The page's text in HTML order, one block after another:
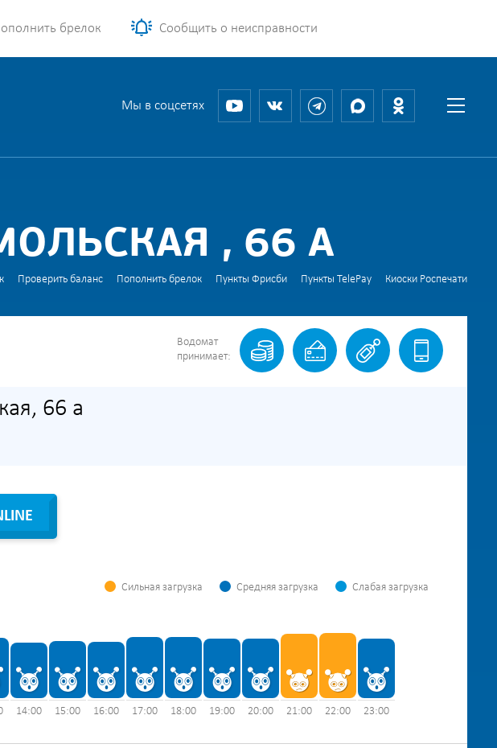
брелок Сообщить о неисправности
Мы в соцсетях
, 66 А
Проверить баланс Пополнить брелок Пункты Фрисби Пункты TelePay Киоски Роспечати
Водомат
принимает:
66 а
Сильная загрузка Средняя загрузка Слабая загрузка
14:00 15:00 16:00 17:00 18:00 19:00 20:00 21:00 22:00 23:00